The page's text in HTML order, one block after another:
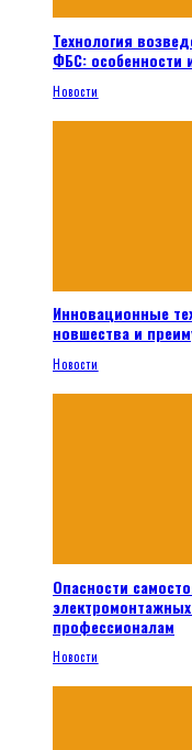
Технология
ФБС: особенности
Новости
Инновационные
новшества и
Новости
Опасности
профессионалам
Новости